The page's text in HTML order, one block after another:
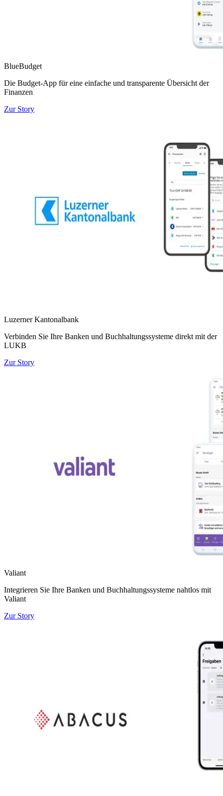
BlueBudget
Die Budget-App für eine einfache und transparente Übersicht der
Finanzen
Zur Story
Luzerner Kantonalbank
Verbinden Sie Ihre Banken und Buchhaltungssysteme direkt mit der
LUKB
Zur Story
Valiant
Integrieren Sie Ihre Banken und Buchhaltungssysteme nahtlos mit
Valiant
Zur Story